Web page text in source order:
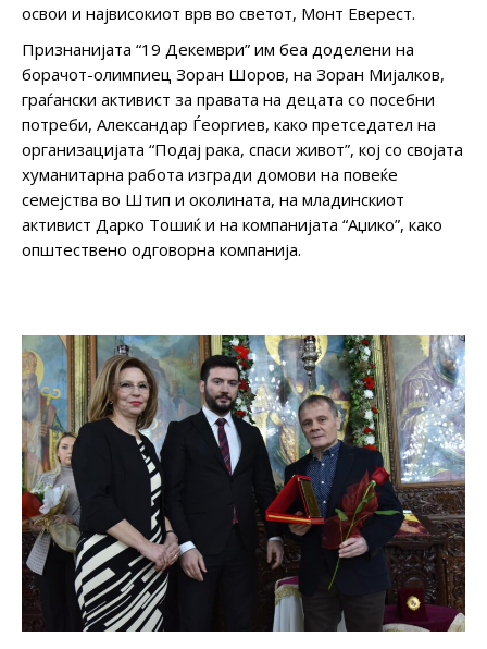
освои и највисокиот врв во светот, Монт Еверест.
Признанијата “19 Декември” им беа доделени на
борачот-олимпиец Зоран Шоров, на Зоран Мијалков,
граѓански активист за правата на децата со посебни
потреби, Александар Ѓеоргиев, како претседател на
организацијата “Подај рака, спаси живот”, кој со својата
хуманитарна работа изгради домови на повеќе
семејства во Штип и околината, на младинскиот
активист Дарко Тошиќ и на компанијата “Аџико”, како
општествено одговорна компанија.